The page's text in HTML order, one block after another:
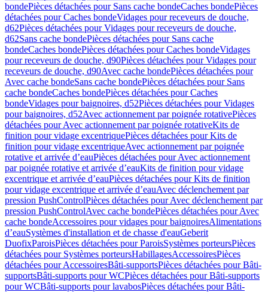
bondePièces détachées pour Sans cache bondeCaches bondePièces
détachées pour Caches bondeVidages pour receveurs de douche,
d62Pièces détachées pour Vidages pour receveurs de douche,
d62Sans cache bondePièces détachées pour Sans cache
bondeCaches bondePièces détachées pour Caches bondeVidages
pour receveurs de douche, d90Pièces détachées pour Vidages pour
receveurs de douche, d90Avec cache bondePièces détachées pour
Avec cache bondeSans cache bondePièces détachées pour Sans
cache bondeCaches bondePièces détachées pour Caches
bondeVidages pour baignoires, d52Pièces détachées pour Vidages
pour baignoires, d52Avec actionnement par poignée rotativePièces
détachées pour Avec actionnement par poignée rotativeKits de
finition pour vidage excentriquePièces détachées pour Kits de
finition pour vidage excentriqueAvec actionnement par poignée
rotative et arrivée d’eauPièces détachées pour Avec actionnement
par poignée rotative et arrivée d’eauKits de finition pour vidage
excentrique et arrivée d’eauPièces détachées pour Kits de finition
pour vidage excentrique et arrivée d’eauAvec déclenchement par
pression PushControlPièces détachées pour Avec déclenchement par
pression PushControlAvec cache bondePièces détachées pour Avec
cache bondeAccessoires pour vidages pour baignoiresAlimentations
d’eauSystèmes d'installation et de chasse d'eauGeberit
DuofixParoisPièces détachées pour ParoisSystèmes porteursPièces
détachées pour Systèmes porteursHabillagesAccessoiresPièces
détachées pour AccessoiresBâti-supportsPièces détachées pour Bâti-
supportsBâti-supports pour WCPièces détachées pour Bâti-supports
pour WCBâti-supports pour lavabosPièces détachées pour Bâti-